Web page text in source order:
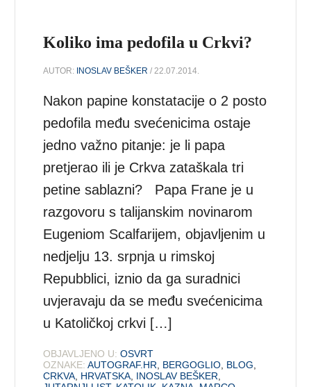
Koliko ima pedofila u Crkvi?
AUTOR: INOSLAV BEŠKER / 22.07.2014.
Nakon papine konstatacije o 2 posto
pedofila među svećenicima ostaje
jedno važno pitanje: je li papa
pretjerao ili je Crkva zataškala tri
petine sablazni? Papa Frane je u
razgovoru s talijanskim novinarom
Eugeniom Scalfarijem, objavljenim u
nedjelju 13. srpnja u rimskoj
Repubblici, iznio da ga suradnici
uvjeravaju da se među svećenicima
u Katoličkoj crkvi […]
OBJAVLJENO U: OSVRT
OZNAKE: AUTOGRAF.HR BERGOGLIO BLOG
CRKVA HRVATSKA INOSLAV BEŠKER